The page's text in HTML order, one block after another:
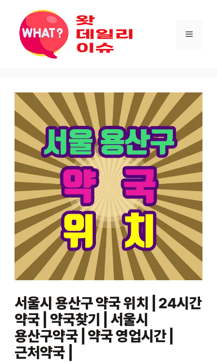
건너뛰기
메뉴
서울시 용산구 약국 위치 | 24시간
약국 | 약국찾기 | 서울시
용산구약국 | 약국 영업시간 |
근처약국 |